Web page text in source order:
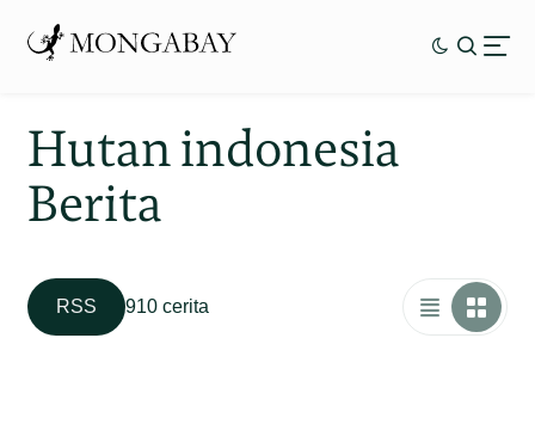
Hutan indonesia
Berita
RSS 910 cerita